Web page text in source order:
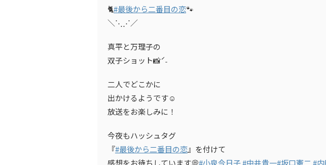
🐈#最後から二番目の恋🐾
＼⋱⋰／
真平と万理子の
双子ショット📸ˊ˗
二人でどこかに
出かけるようです☺️
放送をお楽しみに！
今夜もハッシュタグ
『#最後から二番目の恋』を付けて
感想をお待ちしています💭#小泉今日子#中井貴一#坂口憲二#